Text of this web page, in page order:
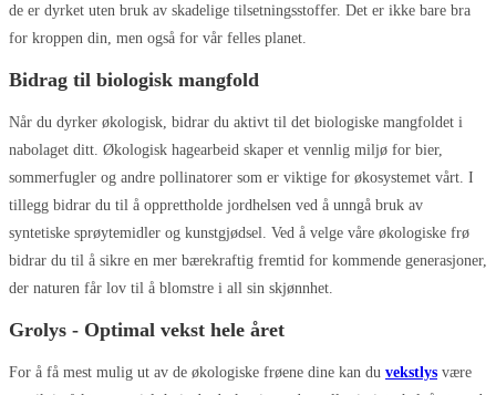
de er dyrket uten bruk av skadelige tilsetningsstoffer. Det er ikke bare bra
for kroppen din, men også for vår felles planet.
Bidrag til biologisk mangfold
Når du dyrker økologisk, bidrar du aktivt til det biologiske mangfoldet i
nabolaget ditt. Økologisk hagearbeid skaper et vennlig miljø for bier,
sommerfugler og andre pollinatorer som er viktige for økosystemet vårt. I
tillegg bidrar du til å opprettholde jordhelsen ved å unngå bruk av
syntetiske sprøytemidler og kunstgjødsel. Ved å velge våre økologiske frø
bidrar du til å sikre en mer bærekraftig fremtid for kommende generasjoner,
der naturen får lov til å blomstre i all sin skjønnhet.
Grolys - Optimal vekst hele året
For å få mest mulig ut av de økologiske frøene dine kan du vekstlys være